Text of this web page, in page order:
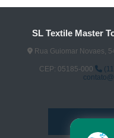
SL Textile Master
Rua Guiomar Novaes,
CEP: 05185-000